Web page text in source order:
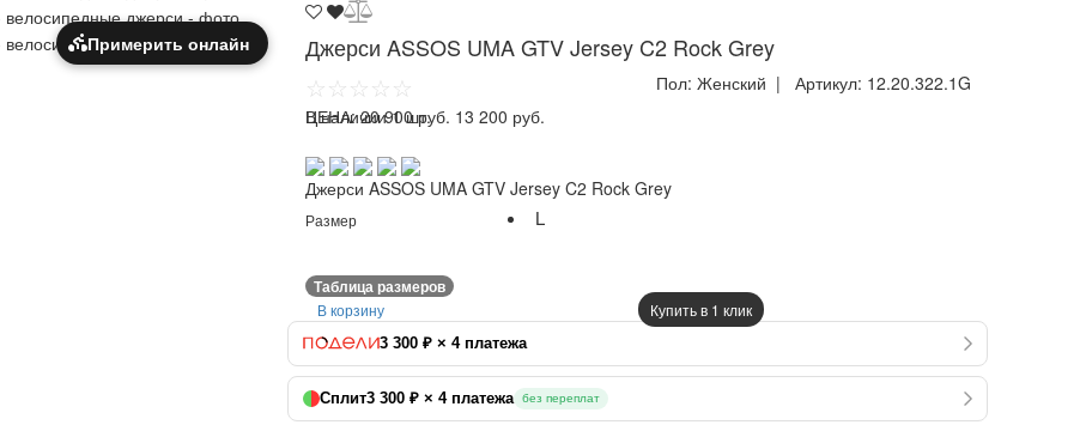
Примерить онлайн Джерси ASSOS UMA GTV Jersey C2 Rock Grey
☆☆☆☆☆ Пол: Женский | Артикул: 12.20.322.1G
ЦЕНА:20 900 руб. 13 200 руб.
В наличии 1 шт.
Джерси ASSOS UMA GTV Jersey C2 Rock Grey
Размер L
Таблица размеров
В корзину Купить в 1 клик
3 300 ₽ × 4 платежа
Сплит3 300 ₽ × 4 платежа без переплат